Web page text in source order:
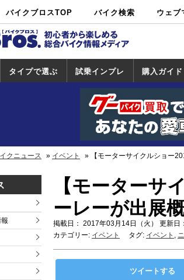
バイクブロスTOP バイク検索
中古バイ
ク・新車検
カタログ検
索
ショップ検
索
ウェブ
タイプで選ぶ 試乗インプレ
試乗インプレ
一覧
ホンダ
ヤマハ
スズキ
カワサキ
ハーレー
BMW
トライアンフ
ドゥカティ
購入ガイド
一覧
クニュース イベント 【モーターサイクルショー
【モーターサ
ーレーが出展
掲載日： 2017年03月14日（火） 更新日
カテゴリー: イベント タグ: イベント ,
ツイートする